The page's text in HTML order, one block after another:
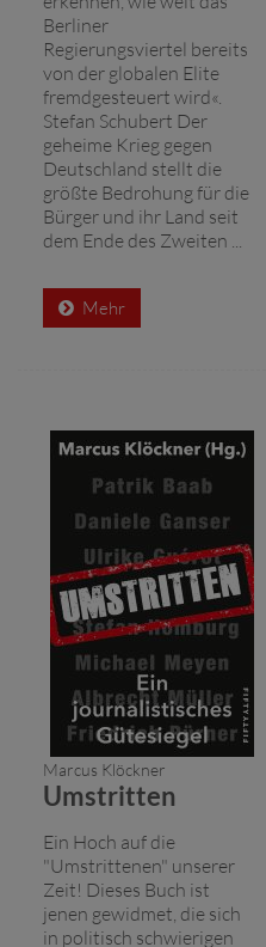
Berliner
Regierungsviertel bereits
von der globalen Elite
fremdgesteuert wird«.
Stefan Schubert Der
geheime Krieg gegen
Deutschland stellt die
größte Bedrohung für die
Bürger und ihr Land seit
dem Ende des Zweiten ...
Mehr
Marcus Klöckner
Umstritten
Ein Hoch auf die
"Umstrittenen" unserer
Zeit! Dieses Buch ist
jenen gewidmet, die sich
in politisch schwierigen